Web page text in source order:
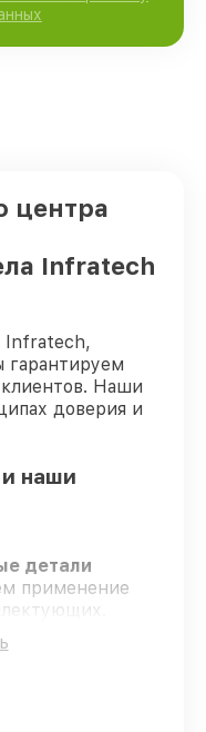
центра
Infratech
Infratech,
гарантируем
Наши
доверия и
и наши
детали
применение
что